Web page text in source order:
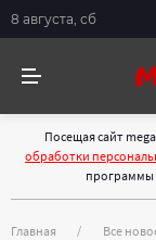
8 августа, сб
Посещая сайт
обработки
программы
Главная Все